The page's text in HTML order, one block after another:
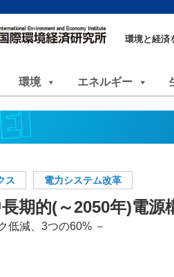
環境と経済
環境 エネルギー
ス 電力システム改革
期的(～2050年)電源
低減、3つの60% －